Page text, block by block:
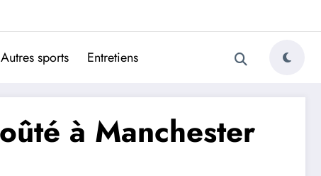
Autres sports Entretiens
à Manchester